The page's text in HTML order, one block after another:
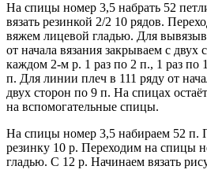
На спицы номер 3,5 набрать 52
вязать резинкой 2/2 10 рядов.
вяжем лицевой гладью. Для
от начала вязания закрываем с двух
каждом 2-м р. 1 раз по 2 п., 1 раз по
п. Для линии плеч в 111 ряду от
двух сторон по 9 п. На спицах
на вспомогательные спицы.
На спицы номер 3,5 набираем 52
резинку 10 р. Переходим на спицы
гладью. С 12 р. Начинаем вязать